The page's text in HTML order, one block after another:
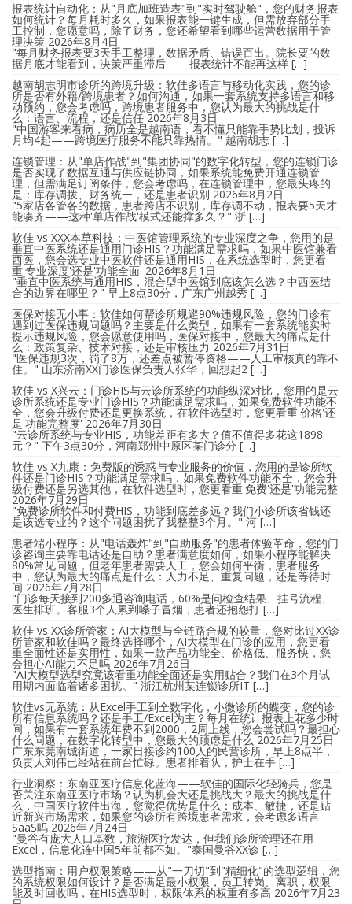
报表统计自动化：从"月底加班造表"到"实时驾驶舱"，您的财务报表
如何统计？每月耗时多久，如果报表能一键生成，但需放弃部分手
工控制，您愿意吗，除了财务，您还希望看到哪些运营数据用于管
理决策 2026年8月4日
"每月财务报表要3天手工整理，数据矛盾、错误百出。院长要的数
据月底才能看到，决策严重滞后——报表统计不能再这样 […]
越南胡志明市诊所的跨境升级：软佳多语言与移动化实践，您的诊
所是否有外籍/跨境患者？如何沟通，如果一套系统支持多语言和移
动预约，您会考虑吗，跨境患者服务中，您认为最大的挑战是什
么：语言、流程，还是信任 2026年8月3日
"中国游客来看病，病历全是越南语，看不懂只能靠手势比划，投诉
月均4起——跨境医疗服务不能只靠热情。" 越南胡志 […]
连锁管理：从"单店作战"到"集团协同"的数字化转型，您的连锁门诊
是否实现了数据互通与供应链协同，如果系统能免费开通连锁管
理，但需满足订阅条件，您会考虑吗，在连锁管理中，您最头疼的
是：库存调拨、财务统一，还是患者识别 2026年8月2日
"5家店各管各的数据，患者跨店不识别，库存调不动，报表要5天才
能凑齐——这种'单店作战'模式还能撑多久？" 浙 […]
软佳 vs XXX本草科技：中医馆管理系统的专业深度之争，您用的是
垂直中医系统还是通用门诊HIS？功能满足需求吗，如果中医馆兼看
西医，您会选专业中医软件还是通用HIS，在系统选型时，您更看
重'专业深度'还是'功能全面' 2026年8月1日
"垂直中医系统与通用HIS，混合型中医馆到底该怎么选？中西医结
合的边界在哪里？" 早上8点30分，广东广州越秀 […]
医保对接无小事：软佳如何帮诊所规避90%违规风险，您的门诊有
遇到过医保违规问题吗？主要是什么类型，如果有一套系统能实时
提示违规风险，您会愿意使用吗，医保对接中，您最大的痛点是什
么：政策复杂、技术对接，还是审核压力 2026年7月31日
"医保违规3次，罚了8万，还差点被暂停资格——人工审核真的靠不
住。" 山东济南XX门诊医保负责人张华，回想起2 […]
软佳 vs X兴云：门诊HIS与云诊所系统的功能纵深对比，您用的是云
诊所系统还是专业门诊HIS？功能满足需求吗，如果免费软件功能不
全，您会升级付费还是更换系统，在软件选型时，您更看重'价格'还
是'功能完整度' 2026年7月30日
"云诊所系统与专业HIS，功能差距有多大？值不值得多花这1898
元？" 下午3点30分，河南郑州中原区某门诊分 […]
软佳 vs X九康：免费版的诱惑与专业服务的价值，您用的是诊所软
件还是门诊HIS？功能满足需求吗，如果免费软件功能不全，您会升
级付费还是另选其他，在软件选型时，您更看重'免费'还是'功能完整'
2026年7月29日
"免费诊所软件和付费HIS，功能到底差多远？我们小诊所该省钱还
是该选专业的？这个问题困扰了我整整3个月。" 河 […]
患者端小程序：从"电话轰炸"到"自助服务"的患者体验革命，您的门
诊咨询主要靠电话还是自助？患者满意度如何，如果小程序能解决
80%常见问题，但老年患者需要人工，您会如何平衡，患者服务
中，您认为最大的痛点是什么：人力不足、重复问题，还是等待时
间 2026年7月28日
"门诊每天接到200多通咨询电话，60%是问检查结果、挂号流程、
医生排班。客服3个人累到嗓子冒烟，患者还抱怨打 […]
软佳 vs XX诊所管家：AI大模型与全链路合规的较量，您对比过XX诊
所管家和软佳吗？最终选择哪个，AI大模型在门诊的应用，您更看
重全面性还是实用性，如果一款产品功能全、价格低、服务快，您
会担心AI能力不足吗 2026年7月26日
"AI大模型选型究竟该看重功能全面还是实用贴合？我们在3个月试
用期内面临着诸多困扰。" 浙江杭州某连锁诊所IT […]
软佳vs无系统：从Excel手工到全数字化，小微诊所的蝶变，您的诊
所有信息系统吗？还是手工/Excel为主？每月在统计报表上花多少时
间，如果有一套系统年费不到2000，2周上线，您会尝试吗？最担心
什么问题，在数字化转型中，您最大的顾虑是什么 2026年7月25日
广东东莞南城街道，一家日接诊约100人的民营诊所，早上8点半，
负责人刘伟已经站在前台忙碌。患者排着队，护士在手 […]
行业洞察：东南亚医疗信息化蓝海——软佳的国际化轻骑兵，您是
否关注东南亚医疗市场？认为机会大还是挑战大？最大的挑战是什
么，中国医疗软件出海，您觉得优势是什么：成本、敏捷，还是贴
近新兴市场需求，如果您的诊所有跨境患者需求，会考虑多语言
SaaS吗 2026年7月24日
"曼谷有庞大人口基数，旅游医疗发达，但我们诊所管理还在用
Excel，信息化连中国5年前都不如。"泰国曼谷XX诊 […]
选型指南：用户权限策略——从"一刀切"到"精细化"的选型逻辑，您
的系统权限如何设计？是否满足最小权限，员工转岗、离职，权限
能及时回收吗，在HIS选型时，权限体系的权重有多高 2026年7月23